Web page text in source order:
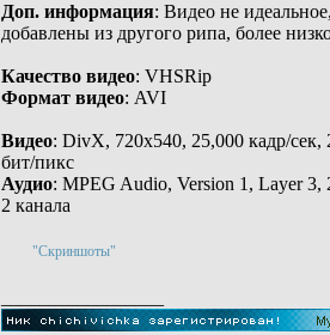
Доп. информация: Видео не
добавлены из другого рипа, более
Качество видео: VHSRip
Формат видео: AVI
Видео: DivX, 720х540, 25,000 кадр/сек,
бит/пикс
Аудио: MPEG Audio, Version 1, Layer
2 канала
"Скриншоты"